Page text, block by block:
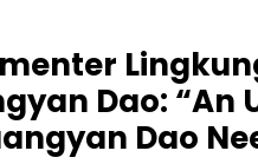
Dao: “An
Dao